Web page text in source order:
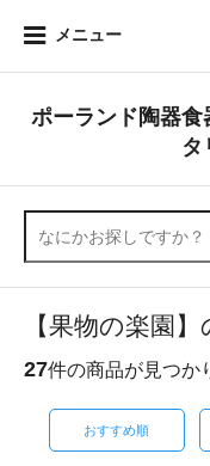
メニュー
ポーランド陶器
タ
【果物の楽園
27件の商品が見つか
おすすめ順